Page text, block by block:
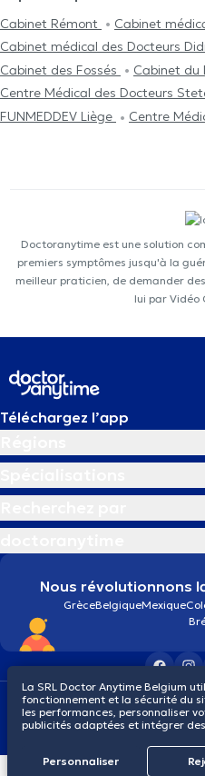
Cabinet Rémont
Cabinet
Cabinet médical des Docteurs
Cabinet des Fossés
Cabinet du
Centre Médical des Docteurs
FUNMEDDEV Liège
Centre
Doctoranytime est une solution
premiers symptômes jusqu'à la
meilleur praticien, de demander
lui par Vidéo
Téléchargez l’app
Nous révolutionnons
GrèceBelgiqueMexique
Conditions générales
© 2026
La SRL Doctor Anytime Belgium
fonctionnement et la sécurité du
les performances, personnaliser
publicités adaptées et intégrer
Personnaliser